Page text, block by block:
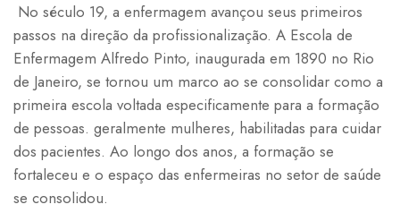
No século 19, a enfermagem avançou seus primeiros
passos na direção da profissionalização. A Escola de
Enfermagem Alfredo Pinto, inaugurada em 1890 no Rio
de Janeiro, se tornou um marco ao se consolidar como a
primeira escola voltada especificamente para a formação
de pessoas. geralmente mulheres, habilitadas para cuidar
dos pacientes. Ao longo dos anos, a formação se
fortaleceu e o espaço das enfermeiras no setor de saúde
se consolidou.